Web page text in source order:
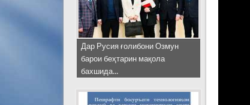
Дар Русия ғолибони Озмун
барои беҳтарин мақола
бахшида...